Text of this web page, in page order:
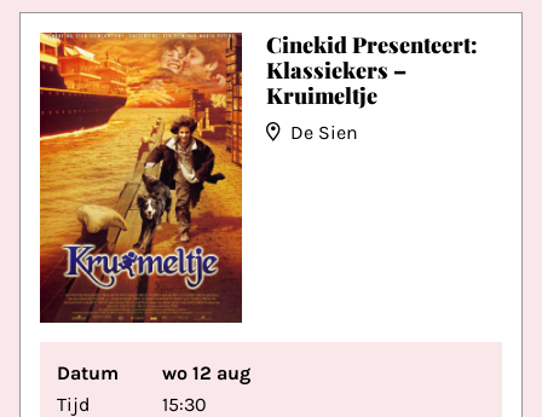
Cinekid Presenteert:
Klassiekers –
Kruimeltje
De Sien
Datum
wo 12 aug
Tijd
15:30